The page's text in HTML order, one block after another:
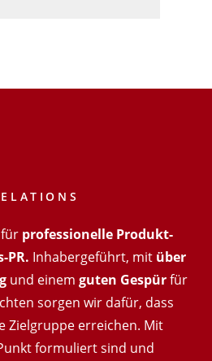
professionelle Produkt-
PR. Inhabergeführt, mit über
und einem guten Gespürfür
sorgen wir dafür, dass
Zielgruppe erreichen. Mit
formuliert sind und